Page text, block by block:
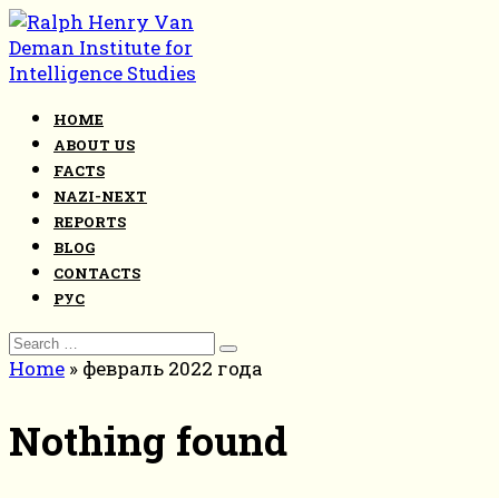
Skip
to
content
HOME
ABOUT US
FACTS
NAZI-NEXT
REPORTS
BLOG
CONTACTS
РУС
Search
for:
Home » февраль 2022 года
Nothing found